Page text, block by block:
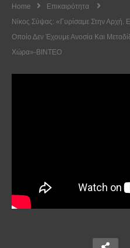
Home
Επικαιρότητα
Νίκος Σύψας: «Γυρίσαμε Στην Αρχή.
Οποίο Δεν Έχουμε Ανοσία Και
Χώρα»-ΒΙΝΤΕΟ